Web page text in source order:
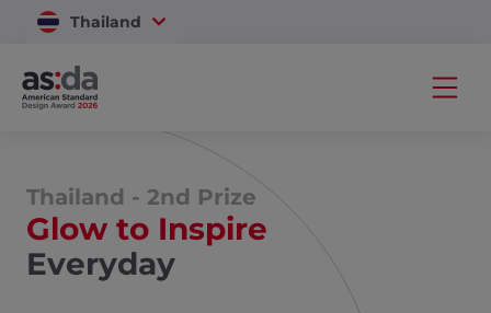
Thailand
Vietnam
Thailand - 2nd Prize
Glow to Inspire
Everyday